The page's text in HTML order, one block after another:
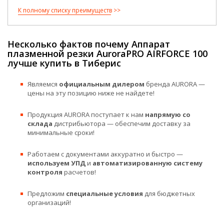
К полному списку преимуществ
Несколько фактов почему Аппарат
плазменной резки AuroraPRO AIRFORCE 100
лучше купить в Тиберис
Являемся официальным дилером бренда AURORA —
цены на эту позицию ниже не найдете!
Продукция AURORA поступает к нам напрямую со
склада дистрибьютора — обеспечим доставку за
минимальные сроки!
Работаем с документами аккуратно и быстро —
используем УПДи автоматизированную систему
контроля расчетов!
Предложим специальные условия для бюджетных
организаций!